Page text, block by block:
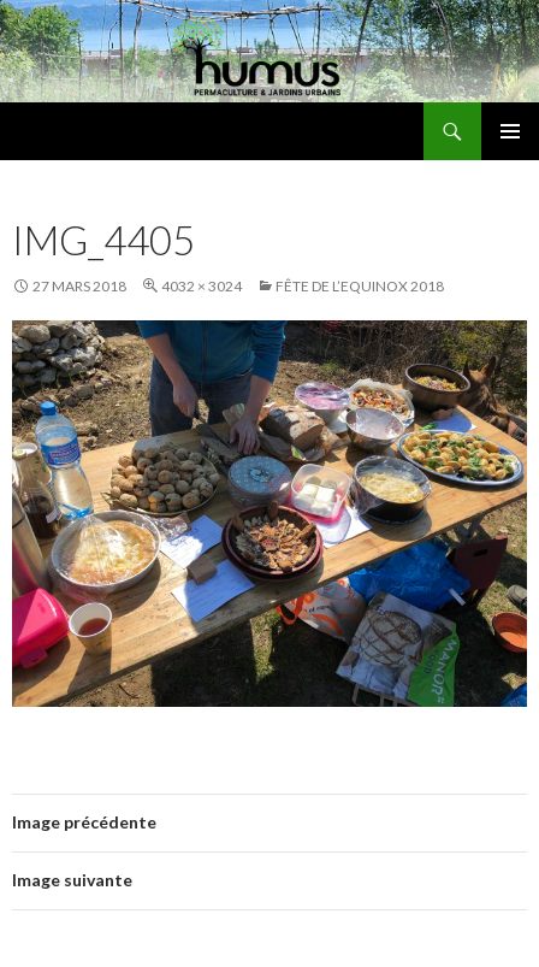
IMG_4405
27 MARS 2018 4032 × 3024 FÊTE DE L’EQUINOX 2018
Image précédente
Image suivante